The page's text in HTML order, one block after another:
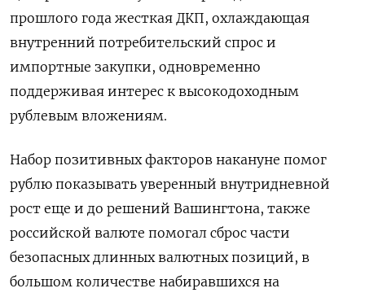
прошлого года жесткая ДКП, охлаждающая
внутренний потребительский спрос и
импортные закупки, одновременно
поддерживая интерес к высокодоходным
рублевым вложениям.
Набор позитивных факторов накануне помог
рублю показывать уверенный внутридневной
рост еще и до решений Вашингтона, также
российской валюте помогал сброс части
безопасных длинных валютных позиций, в
большом количестве набиравшихся на